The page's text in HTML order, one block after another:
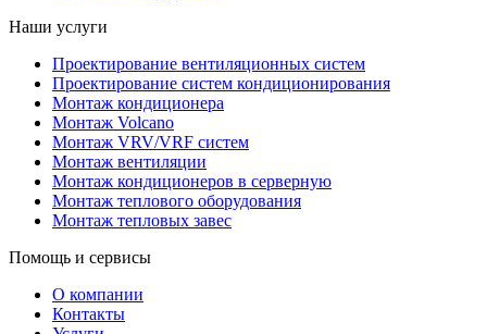
Наши услуги
Проектирование вентиляционных систем
Проектирование систем кондиционирования
Монтаж кондиционера
Монтаж Volcano
Монтаж VRV/VRF систем
Монтаж вентиляции
Монтаж кондиционеров в серверную
Монтаж теплового оборудования
Монтаж тепловых завес
Помощь и сервисы
О компании
Контакты